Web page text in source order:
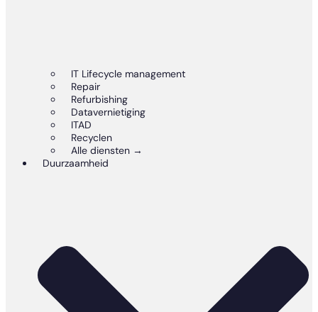
IT Lifecycle management
Repair
Refurbishing
Datavernietiging
ITAD
Recyclen
Alle diensten →
Duurzaamheid